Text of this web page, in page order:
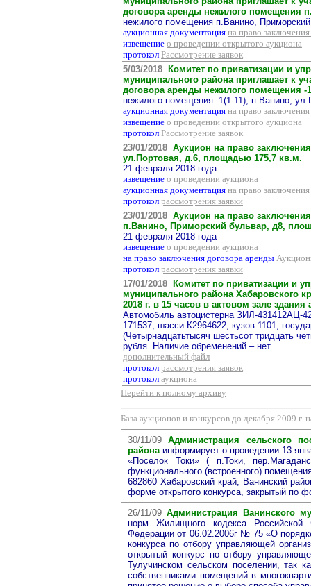
договора аренды нежилого помещения
нежилого помещения п.Ванино,
аукционная документация на право
извещение о проведении открытого аукциона
протокол Рассмотрение заявок
5/03/2018 Комитет по приватизации и
муниципального района приглашает к
договора аренды нежилого помещения -
нежилого помещения -1(1-11), п.Ванино,
аукционная документация на право
извещение о проведении открытого аукциона
протокол Рассмотрение заявок
23/01/2018 Аукцион на право
ул.Портовая, д.6, площадью 175,7 кв.м.
21 февраля 2018 года
извещение о проведении аукциона
аукционная документация на право
протокол рассмотрения заявки
23/01/2018 Аукцион на право
п.Ванино, Приморский бульвар, д8,
21 февраля 2018 года
извещение о проведении аукциона
на право заключения договора аренды
протокол рассмотрения заявки
17/01/2018 Комитет по приватизации и
муниципального района Хабаровского
2018 г. в 15 часов в актовом зале
Автомобиль автоцистерна ЗИЛ-431412АЦ-
171537, шасси К2964622, кузов 1101,
(Четырнадцатьтысяч шестьсот тридцать
рубля. Наличие обременений – нет.
дополнительный файл
протокол рассмотрения заявок
протокол аукциона
Перейти к полному архиву
База аукционов и конкурсов до декабря 2009 г.
30/11/09 Администрация сельского
районаинформирует о проведении 13
«Поселок Токи» ( п.Токи,
функционального (встроенного)
682860 Хабаровский край, Ванинский
форме открытого конкурса, закрытый по
26/11/09 Администрация Ванинского
норм Жилищного кодекса Российской
Федерации от 06.02.2006г № 75 «О
конкурса по отбору управляющей
открытый конкурс по отбору
Тулучинском сельском поселении, так
собственниками помещений в